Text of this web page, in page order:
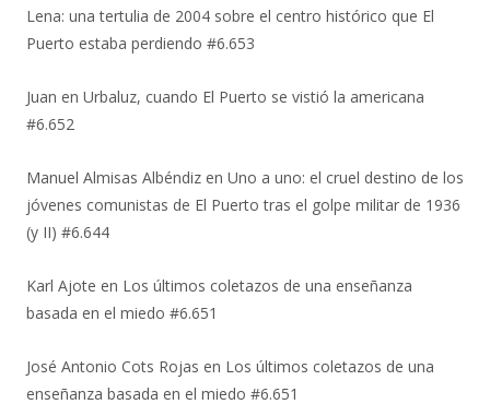
Lena: una tertulia de 2004 sobre el centro histórico que El
Puerto estaba perdiendo #6.653
Juan en Urbaluz, cuando El Puerto se vistió la americana
#6.652
Manuel Almisas Albéndiz en Uno a uno: el cruel destino de los
jóvenes comunistas de El Puerto tras el golpe militar de 1936
(y II) #6.644
Karl Ajote en Los últimos coletazos de una enseñanza
basada en el miedo #6.651
José Antonio Cots Rojas en Los últimos coletazos de una
enseñanza basada en el miedo #6.651